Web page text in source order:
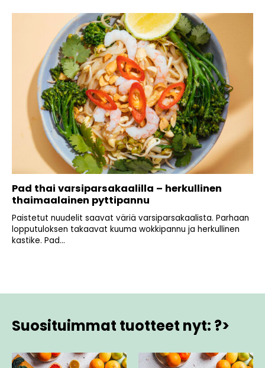
Pad thai varsiparsakaalilla – herkullinen
thaimaalainen pyttipannu
Paistetut nuudelit saavat väriä varsiparsakaalista. Parhaan
lopputuloksen takaavat kuuma wokkipannu ja herkullinen
kastike. Pad...
Suosituimmat tuotteet nyt: ?>